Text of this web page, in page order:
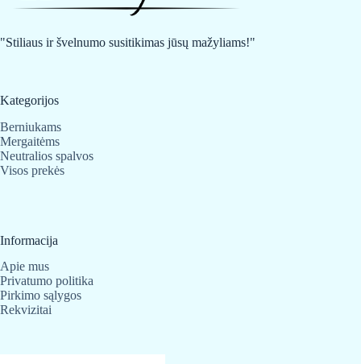
"Stiliaus ir švelnumo susitikimas jūsų mažyliams!"
Kategorijos
Berniukams
Mergaitėms
Neutralios spalvos
Visos prekės
Informacija
Apie mus
Privatumo politika
Pirkimo sąlygos
Rekvizitai